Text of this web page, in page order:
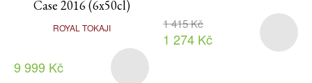
Case 2016 (6x50cl)
ROYAL TOKAJI
9 999 Kč
1 415 Kč
1 274 Kč